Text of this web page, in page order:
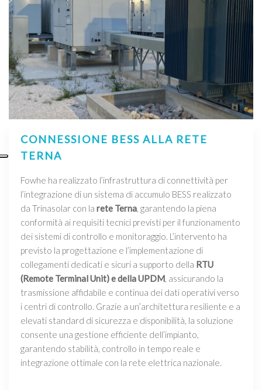
CONNESSIONE BESS ALLA RETE
TERNA
Fowhe ha realizzato l’infrastruttura di connettività per
l’integrazione di un sistema di accumulo BESS realizzato
da Trinasolar con la rete Terna, garantendo la piena
conformità ai requisiti tecnici previsti per il funzionamento
dei sistemi di controllo e monitoraggio. L’intervento ha
previsto la progettazione e l’implementazione di
collegamenti dedicati e sicuri a supporto della RTU
(Remote Terminal Unit) e della UPDM, assicurando la
trasmissione affidabile e continua dei dati operativi verso
i centri di controllo. Grazie a un’architettura resiliente e a
elevati standard di sicurezza e disponibilità, la soluzione
consente una gestione efficiente dell’impianto,
garantendo stabilità, controllo in tempo reale e
integrazione ottimale con la rete elettrica nazionale.